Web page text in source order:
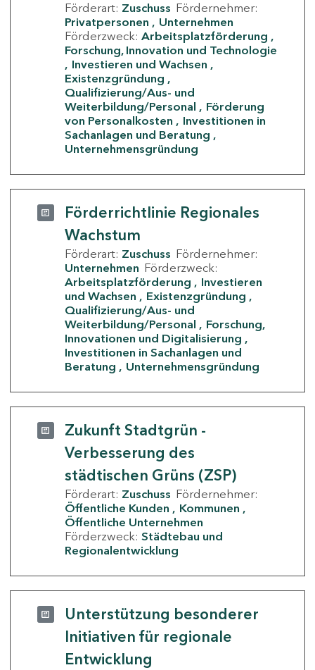
Förderart: Zuschuss Fördernehmer:
Privatpersonen
Unternehmen
Förderzweck: Arbeitsplatzförderung
Forschung, Innovation und Technologie
Investieren und Wachsen
Existenzgründung
Qualifizierung/Aus- und
Weiterbildung/Personal
Förderung
von Personalkosten
Investitionen in
Sachanlagen und Beratung
Unternehmensgründung
Förderrichtlinie Regionales
Wachstum
Förderart: Zuschuss Fördernehmer:
Unternehmen Förderzweck:
Arbeitsplatzförderung
Investieren
und Wachsen
Existenzgründung
Qualifizierung/Aus- und
Weiterbildung/Personal
Forschung,
Innovationen und Digitalisierung
Investitionen in Sachanlagen und
Beratung
Unternehmensgründung
Zukunft Stadtgrün -
Verbesserung des
städtischen Grüns (ZSP)
Förderart: Zuschuss Fördernehmer:
Öffentliche Kunden
Kommunen
Öffentliche Unternehmen
Förderzweck: Städtebau und
Regionalentwicklung
Unterstützung besonderer
Initiativen für regionale
Entwicklung